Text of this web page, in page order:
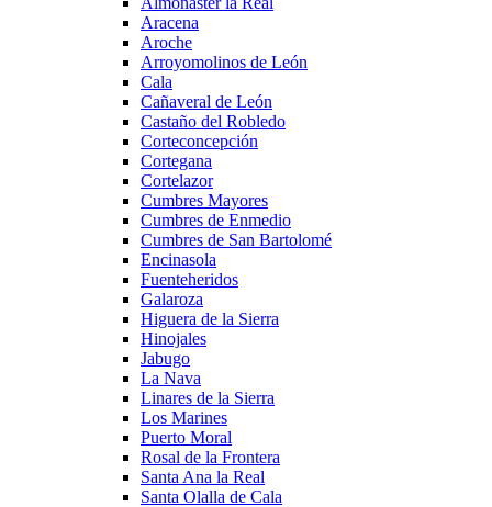
Aracena
Aroche
Arroyomolinos de León
Cala
Cañaveral de León
Castaño del Robledo
Corteconcepción
Cortegana
Cortelazor
Cumbres Mayores
Cumbres de Enmedio
Cumbres de San Bartolomé
Encinasola
Fuenteheridos
Galaroza
Higuera de la Sierra
Hinojales
Jabugo
La Nava
Linares de la Sierra
Los Marines
Puerto Moral
Rosal de la Frontera
Santa Ana la Real
Santa Olalla de Cala